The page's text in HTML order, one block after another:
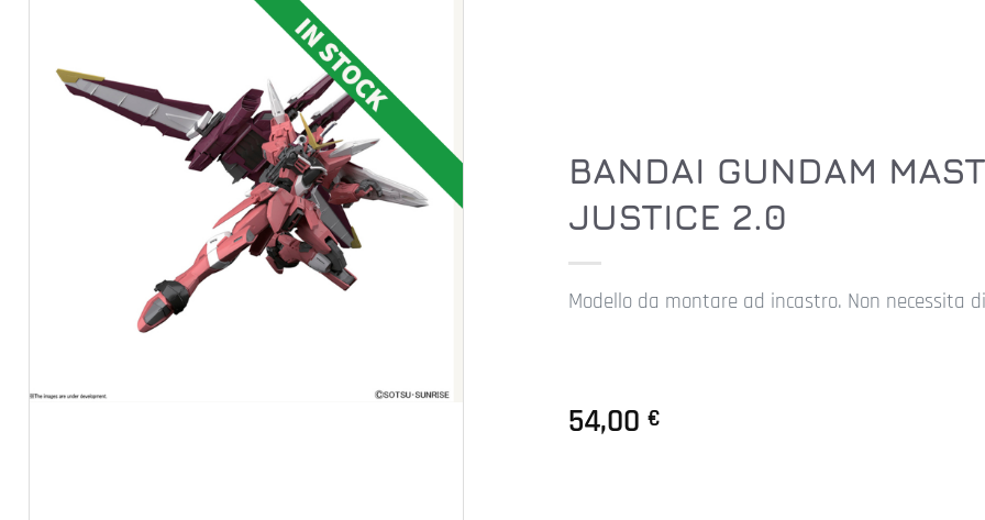
Aggiungi alla lista dei desideri
BANDAI GUNDAM
JUSTICE 2.0
Modello da montare ad incastro. Non necessita
54,00 €